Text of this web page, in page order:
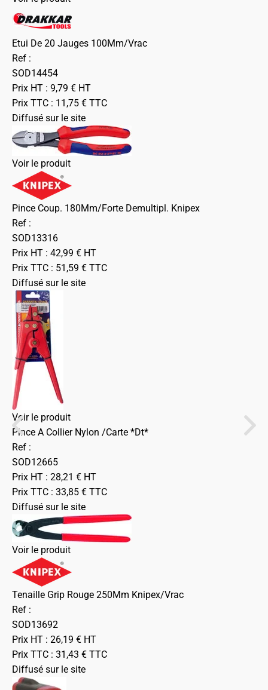
Etui De 20 Jauges 100Mm/Vrac
Ref :
SOD14454
Prix HT : 9,79 € HT
Prix TTC : 11,75 € TTC
Diffusé sur le site
Voir le produit
Pince Coup. 180Mm/Forte Demultipl. Knipex
Ref :
SOD13316
Prix HT : 42,99 € HT
Prix TTC : 51,59 € TTC
Diffusé sur le site
Voir le produit
Pince A Collier Nylon /Carte *Dt*
Ref :
SOD12665
Prix HT : 28,21 € HT
Prix TTC : 33,85 € TTC
Diffusé sur le site
Voir le produit
Tenaille Grip Rouge 250Mm Knipex/Vrac
Ref :
SOD13692
Prix HT : 26,19 € HT
Prix TTC : 31,43 € TTC
Diffusé sur le site